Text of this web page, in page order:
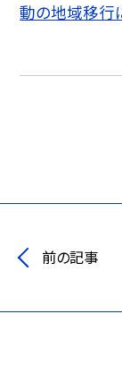
動の地域移行
前の記事